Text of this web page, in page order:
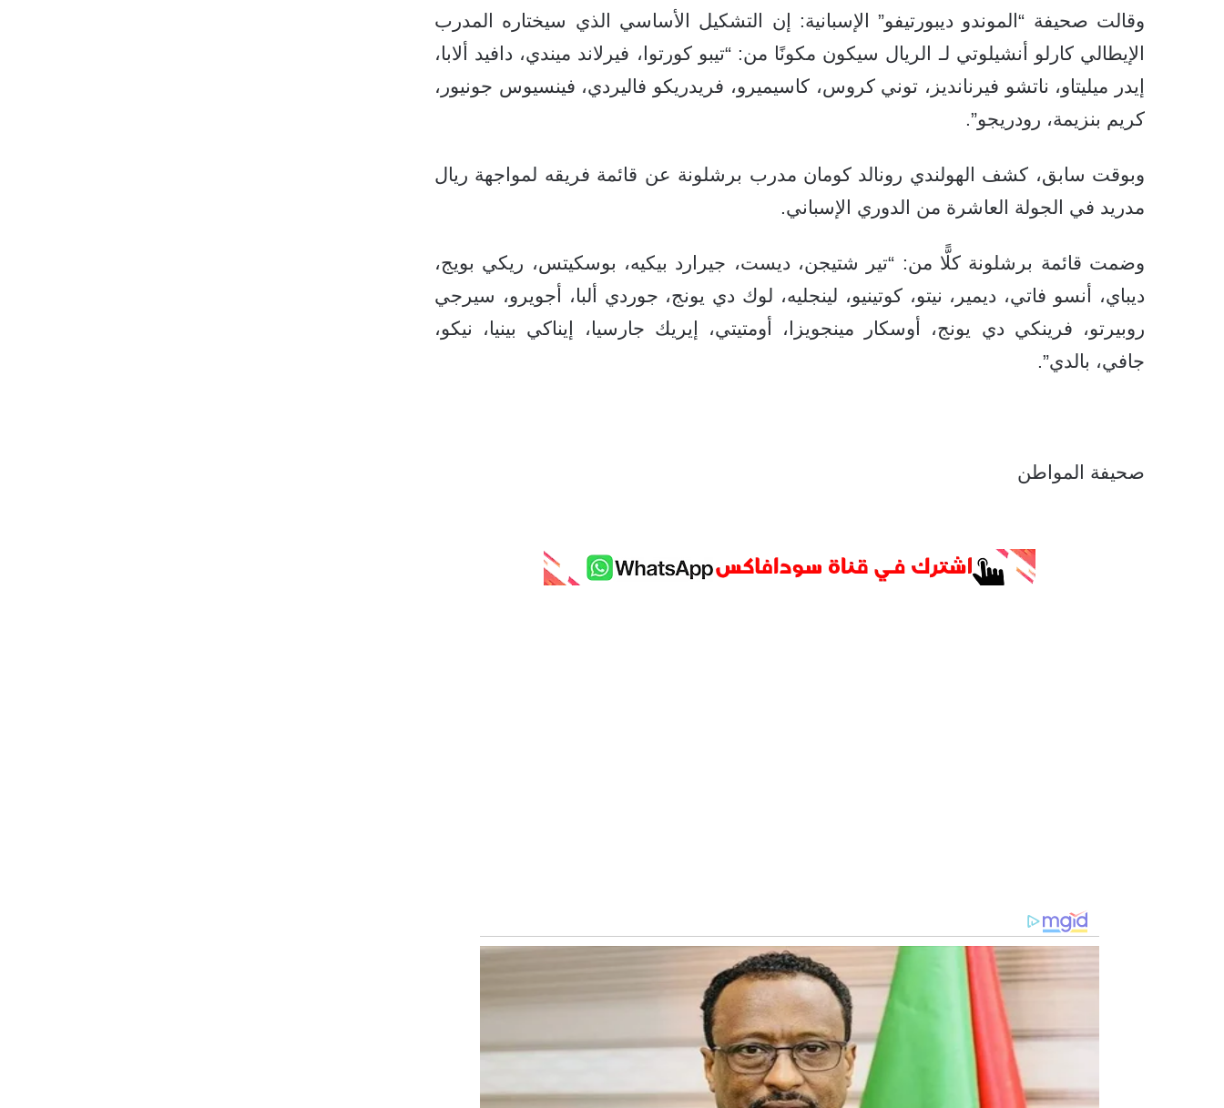
وقالت صحيفة “الموندو ديبورتيفو” الإسبانية: إن التشكيل الأساسي الذي سيختاره المدرب
الإيطالي كارلو أنشيلوتي لـ الريال سيكون مكونًا من: “تيبو كورتوا، فيرلاند ميندي، دافيد ألابا،
إيدر ميليتاو، ناتشو فيرنانديز، توني كروس، كاسيميرو، فريدريكو فاليردي، فينسيوس جونيور،
كريم بنزيمة، رودريجو”.
وبوقت سابق، كشف الهولندي رونالد كومان مدرب برشلونة عن قائمة فريقه لمواجهة ريال
مدريد في الجولة العاشرة من الدوري الإسباني.
وضمت قائمة برشلونة كلًّا من: “تير شتيجن، ديست، جيرارد بيكيه، بوسكيتس، ريكي بويج،
ديباي، أنسو فاتي، ديمير، نيتو، كوتينيو، لينجليه، لوك دي يونج، جوردي ألبا، أجويرو، سيرجي
روبيرتو، فرينكي دي يونج، أوسكار مينجويزا، أومتيتي، إيريك جارسيا، إيناكي بينيا، نيكو،
جافي، بالدي”.
صحيفة المواطن